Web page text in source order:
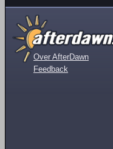
Over AfterDawn
Feedback